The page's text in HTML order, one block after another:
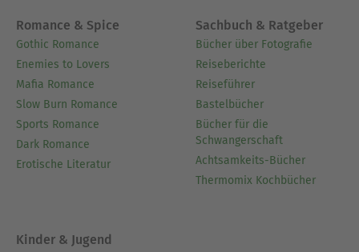
Romance & Spice
Gothic Romance
Enemies to Lovers
Mafia Romance
Slow Burn Romance
Sports Romance
Dark Romance
Erotische Literatur
Sachbuch & Ratgeber
Bücher über Fotografie
Reiseberichte
Reiseführer
Bastelbücher
Bücher für die
Schwangerschaft
Achtsamkeits-Bücher
Thermomix Kochbücher
Kinder & Jugend